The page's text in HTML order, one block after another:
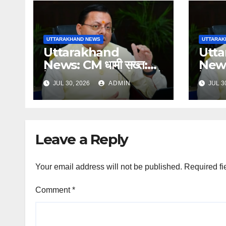
UTTARAKHAND NEWS
Uttarakhand
News: CM धामी सख्त:
हेल्पलाइन-1905 की शिकायतों
में लापरवाही पर होगी कार्रवाई,
शून्य प्रदर्शन वाले अधिकारियों
JUL 30, 2026 ADMIN
में
शून्य
JUL
Leave a Reply
Your email address will not be published. Required
Comment*